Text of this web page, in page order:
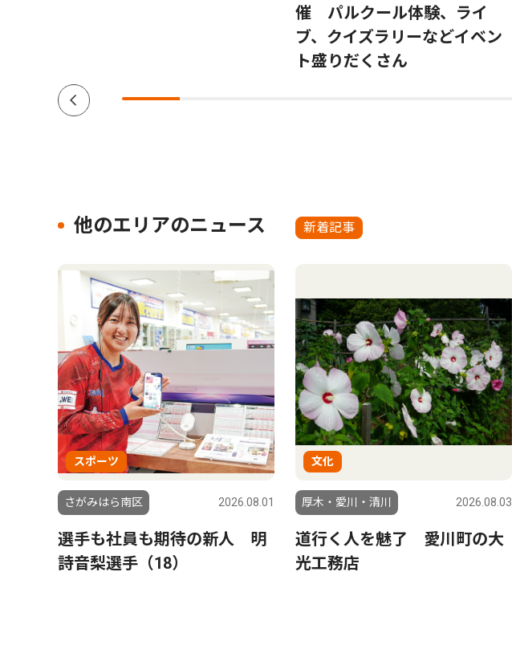
催 パルクール体験、ライ
ブ、クイズラリーなどイベン
ト盛りだくさん
他のエリアのニュース 新着記事
スポーツ
さがみはら南区 2026.08.01
選手も社員も期待の新人 明
詩音梨選手（18）
文化
厚木・愛川・清川 2026.08.03
道行く人を魅了 愛川町の大
光工務店